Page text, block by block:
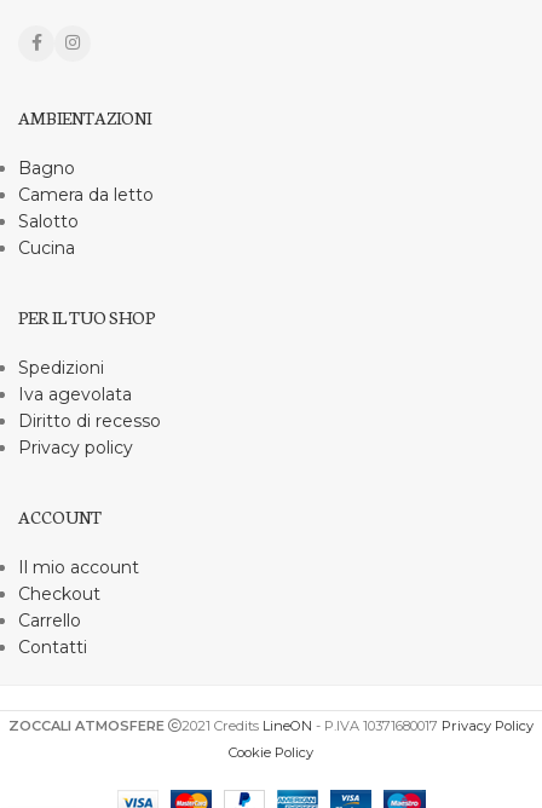
AMBIENTAZIONI
Bagno
Camera da letto
Salotto
Cucina
PER IL TUO SHOP
Spedizioni
Iva agevolata
Diritto di recesso
Privacy policy
ACCOUNT
Il mio account
Checkout
Carrello
Contatti
ZOCCALI ATMOSFERE 2021 Credits LineON - P.IVA 10371680017 Privacy Policy
Cookie Policy